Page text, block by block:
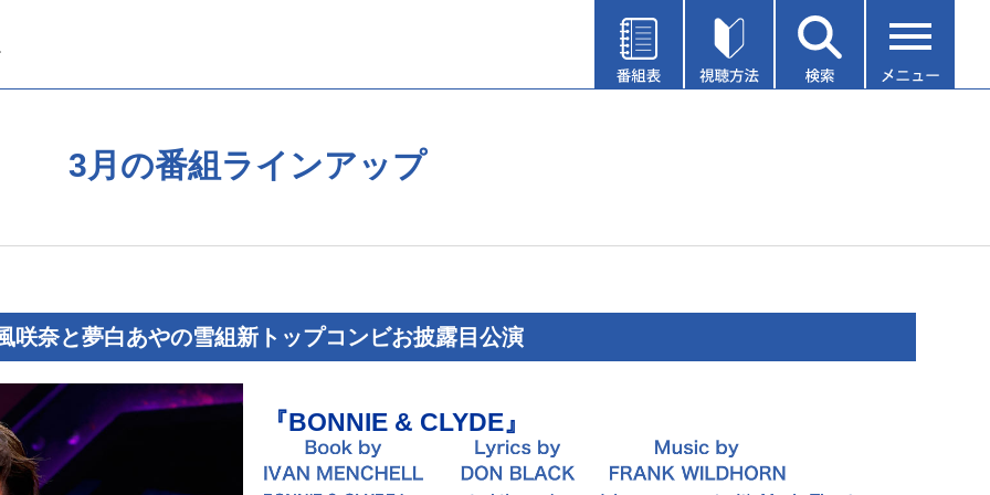
3月の番組ラインアップ
咲奈と夢白あやの雪組新トップコンビお披露目公演
『BONNIE & CLYDE』